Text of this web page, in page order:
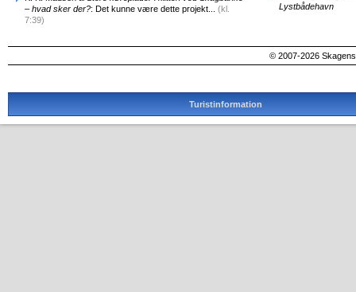
– hvad sker der?: Det kunne være dette projekt... (kl.
7:39)
Lystbådehavn
© 2007-2026
Turistinformation